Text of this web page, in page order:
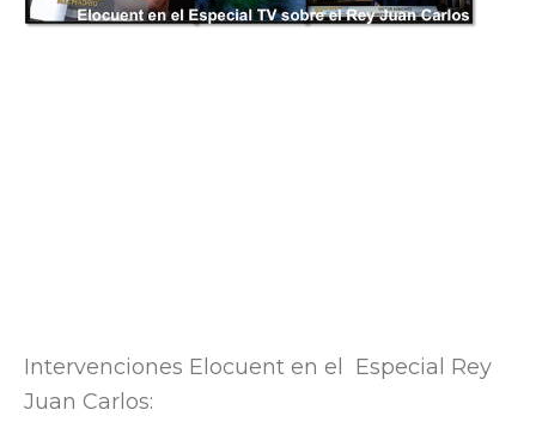
Intervenciones Elocuent en el Especial Rey
Juan Carlos: